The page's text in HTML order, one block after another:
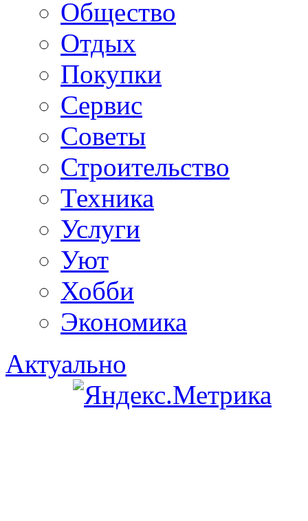
Общество
Отдых
Покупки
Сервис
Советы
Строительство
Техника
Услуги
Уют
Хобби
Экономика
Актуально